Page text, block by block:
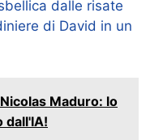
dalle risate
di David in un
Maduro: lo
dall'IA!